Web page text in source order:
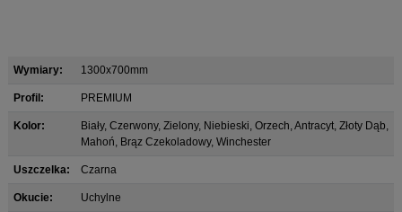
Wymiary: 1300x700mm
Profil: PREMIUM
Kolor:
Biały, Czerwony, Zielony, Niebieski, Orzech, Antracyt, Złoty Dąb,
Mahoń, Brąz Czekoladowy, Winchester
Uszczelka: Czarna
Okucie: Uchylne